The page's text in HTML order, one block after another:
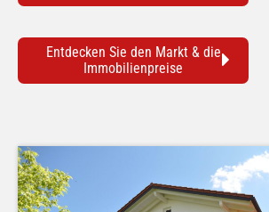
Entdecken Sie den Markt & die
Immobilienpreise